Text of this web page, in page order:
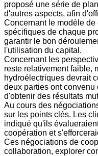
proposé une série de
d'autres aspects, afin
Concernant le modèle
spécifiques de chaque
garantir le bon
l'utilisation du capital.
Concernant les
reste relativement faible,
hydroélectriques devrait
deux parties ont
d'obtenir des résultats
Au cours des
sur les points clés. Les
indiqué qu'ils
coopération et
Ces négociations de
collaboration, explorer